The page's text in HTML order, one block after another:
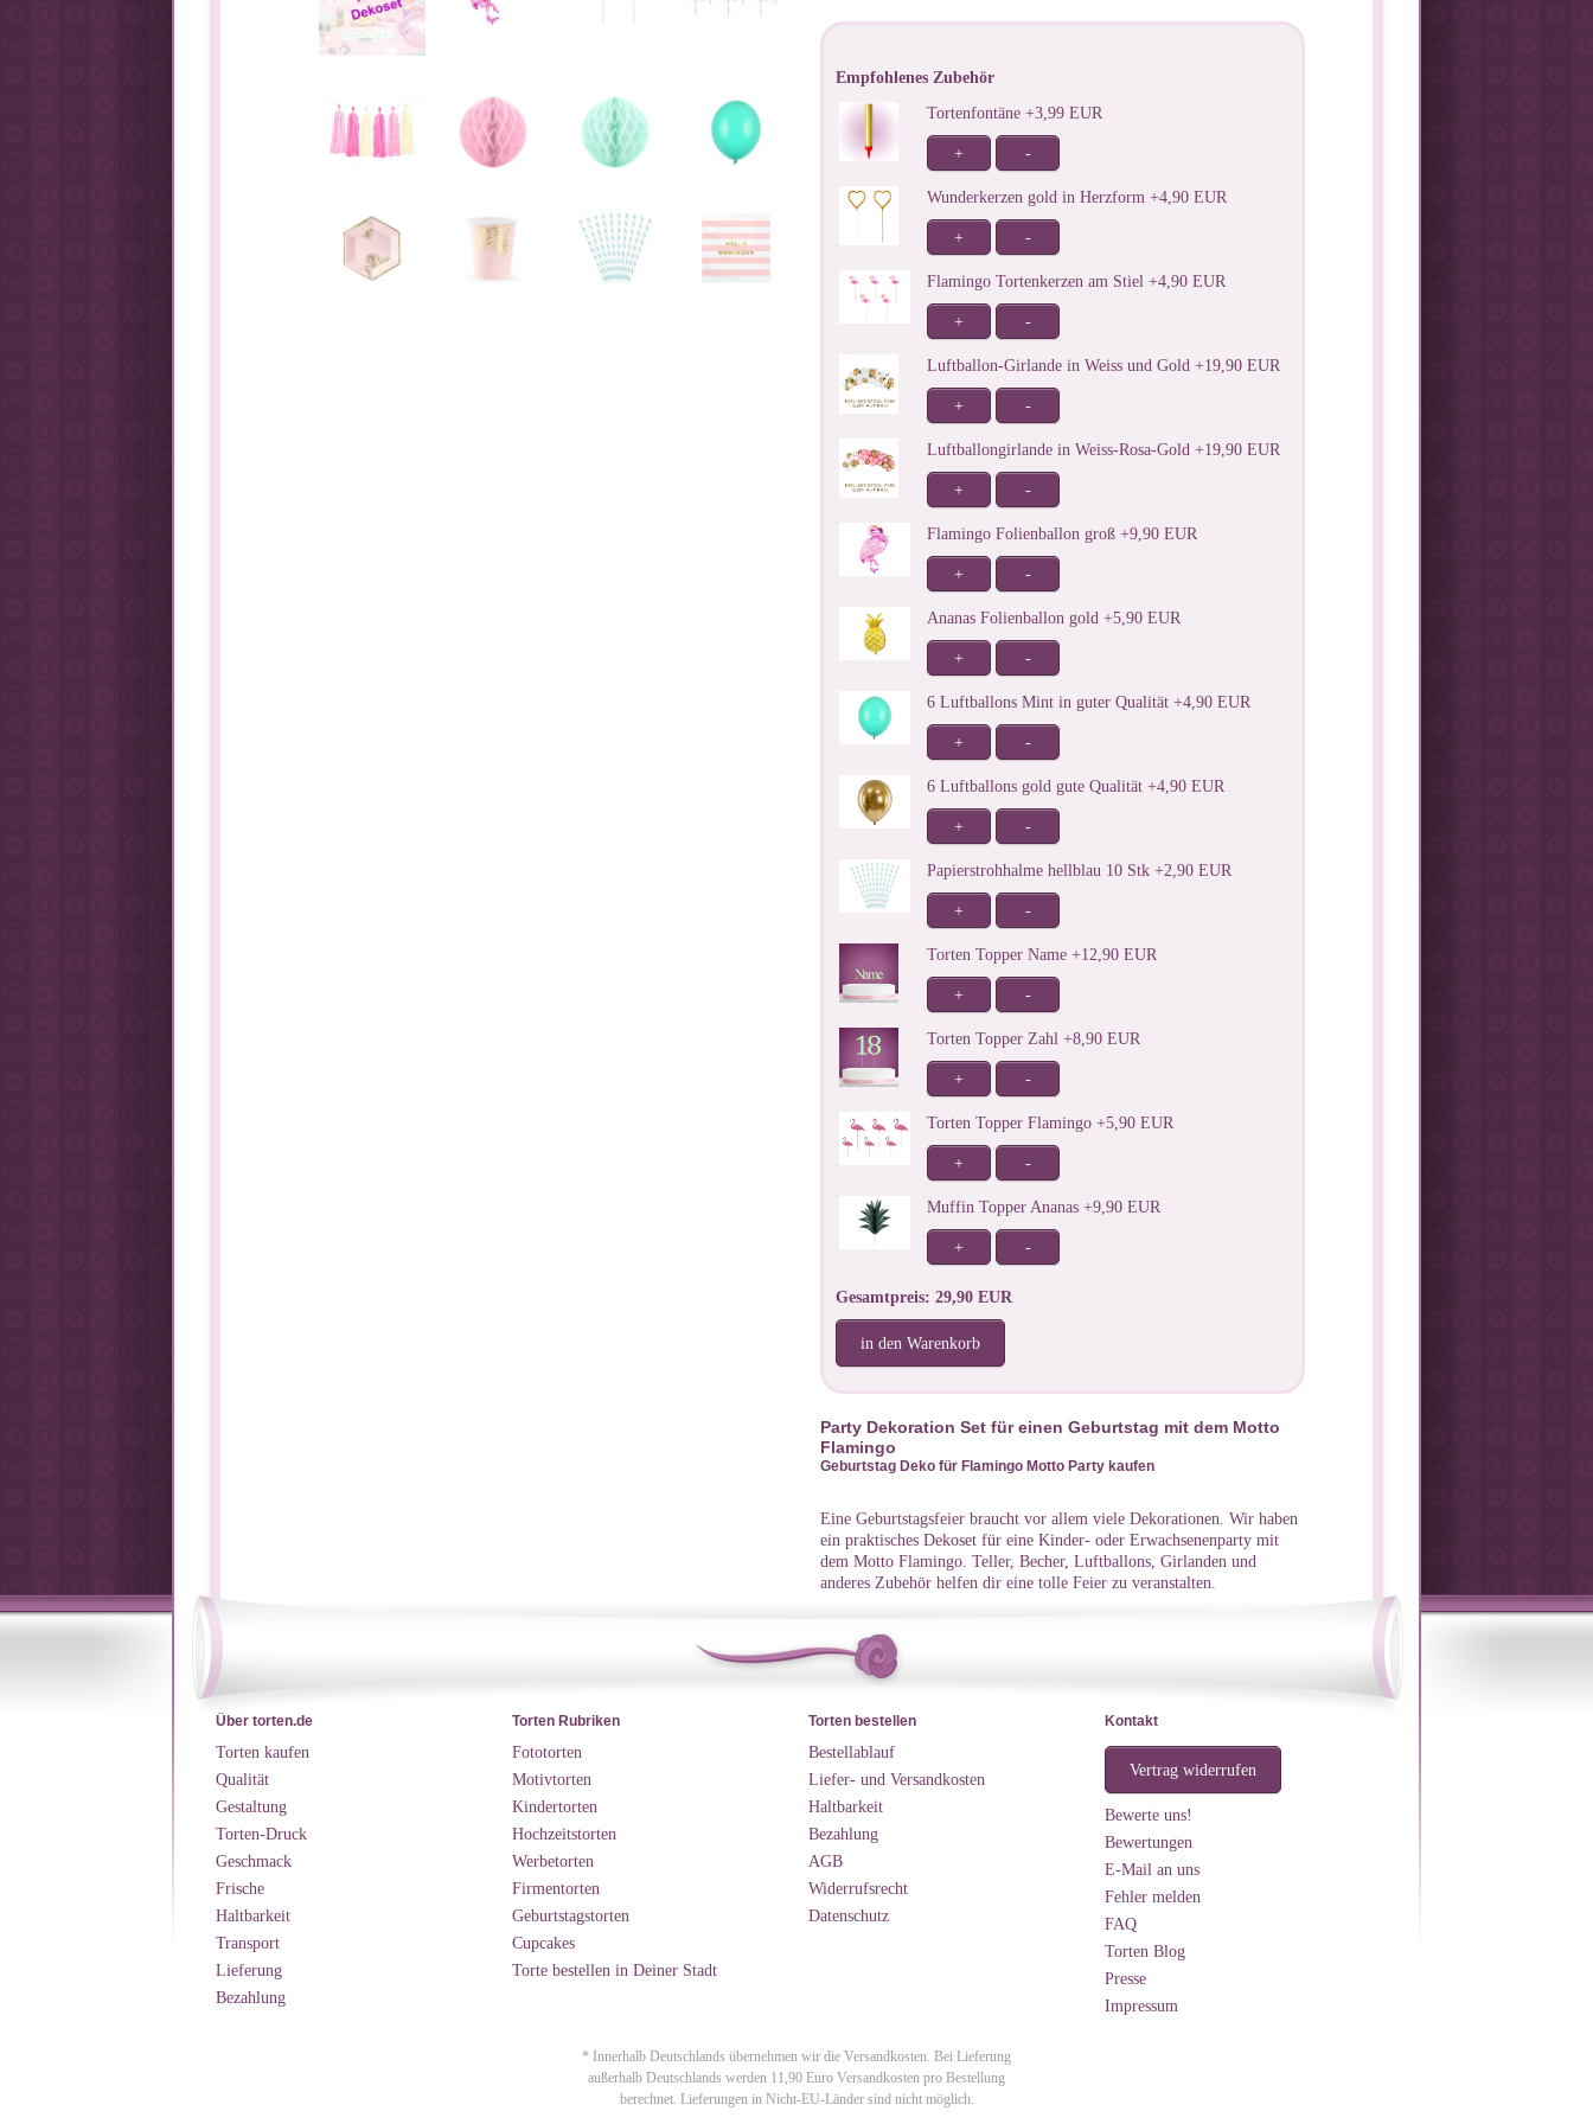
Empfohlenes Zubehör
Tortenfontäne +3,99 EUR
+ -
Wunderkerzen gold in Herzform +4,90 EUR
+ -
Flamingo Tortenkerzen am Stiel +4,90 EUR
+ -
Luftballon-Girlande in Weiss und Gold +19,90 EUR
+ -
Luftballongirlande in Weiss-Rosa-Gold +19,90 EUR
+ -
Flamingo Folienballon groß +9,90 EUR
+ -
Ananas Folienballon gold +5,90 EUR
+ -
6 Luftballons Mint in guter Qualität +4,90 EUR
+ -
6 Luftballons gold gute Qualität +4,90 EUR
+ -
Papierstrohhalme hellblau 10 Stk +2,90 EUR
+ -
Torten Topper Name +12,90 EUR
+ -
Torten Topper Zahl +8,90 EUR
+ -
Torten Topper Flamingo +5,90 EUR
+ -
Muffin Topper Ananas +9,90 EUR
+ -
Gesamtpreis: 29,90 EUR
in den Warenkorb
Party Dekoration Set für einen Geburtstag mit dem Motto
Flamingo
Geburtstag Deko für Flamingo Motto Party kaufen
Eine Geburtstagsfeier braucht vor allem viele Dekorationen. Wir haben
ein praktisches Dekoset für eine Kinder- oder Erwachsenenparty mit
dem Motto Flamingo. Teller, Becher, Luftballons, Girlanden und
anderes Zubehör helfen dir eine tolle Feier zu veranstalten.
Über torten.de
Torten kaufen
Qualität
Gestaltung
Torten-Druck
Geschmack
Frische
Haltbarkeit
Transport
Lieferung
Bezahlung
Torten Rubriken
Fototorten
Motivtorten
Kindertorten
Hochzeitstorten
Werbetorten
Firmentorten
Geburtstagstorten
Cupcakes
Torte bestellen in Deiner Stadt
Torten bestellen
Bestellablauf
Liefer- und Versandkosten
Haltbarkeit
Bezahlung
AGB
Widerrufsrecht
Datenschutz
Kontakt
Vertrag widerrufen
Bewerte uns!
Bewertungen
E-Mail an uns
Fehler melden
FAQ
Torten Blog
Presse
Impressum
* Innerhalb Deutschlands übernehmen wir die Versandkosten. Bei Lieferung
außerhalb Deutschlands werden 11,90 Euro Versandkosten pro Bestellung
berechnet. Lieferungen in Nicht-EU-Länder sind nicht möglich.